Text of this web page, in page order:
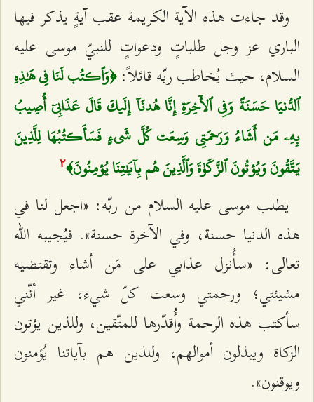
وقد جاءت هذه الآية الكريمة عقب آيةٍ يذكر فيها
الباري عز وجل طلباتٍ ودعواتٍ للنبيّ موسى عليه
السلام، حيث يُخاطب ربّه قائلاً:﴿وَٱكتُب لَنَا فِي هَٰذِهِ
ٱلدُّنيَا حَسَنَةً وَفِي ٱلأٓخِرَةِ إِنَّا هُدنَآ إِلَيكَ قَالَ عَذَابِيٓ أُصِيبُ
بِهِۦ مَن أَشَاءُ وَرَحمَتِي وَسِعَت كُلَّ شَيءٍ فَسَأَكتُبُهَا لِلَّذِينَ
يَتَّقُونَ وَيُؤتُونَ ٱلزَّكَوٰةَ وَٱلَّذِينَ هُم بِآيَٰتِنَا يُؤمِنُونَ﴾٢
يطلب موسى عليه السلام من ربّه: «اجعل لنا في
هذه الدنيا حسنة، وفي الآخرة حسنة». فيُجيبه الله
تعالى: «سأُنزل عذابي على مَن أشاء وتقتضيه
مشيئتي؛ ورحمتي وسعت كلّ شيء، غير أنّني
سأكتب هذه الرحمة وأُقدّرها للمتّقين، وللذين يؤتون
الزكاة ويبذلون أموالهم، وللذين هم بآياتنا يُؤمنون
ويوقنون».